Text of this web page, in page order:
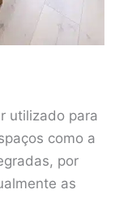
utilizado para
como a
por
as